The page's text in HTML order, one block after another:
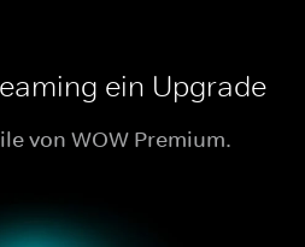
ein Upgrade
von WOW Premium.